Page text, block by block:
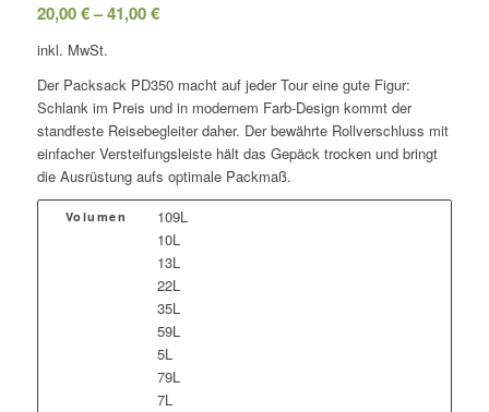
20,00€–41,00€
inkl. MwSt.
Der Packsack PD350 macht auf jeder Tour eine gute Figur:
Schlank im Preis und in modernem Farb-Design kommt der
standfeste Reisebegleiter daher. Der bewährte Rollverschluss mit
einfacher Versteifungsleiste hält das Gepäck trocken und bringt
die Ausrüstung aufs optimale Packmaß.
Volumen
109L
10L
13L
22L
35L
59L
5L
79L
7L